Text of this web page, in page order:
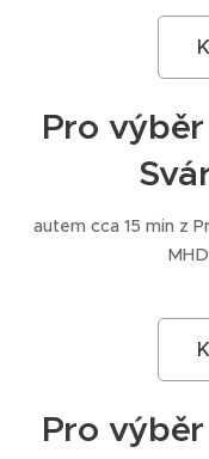
Pro
autem cca 15 min z
Pro